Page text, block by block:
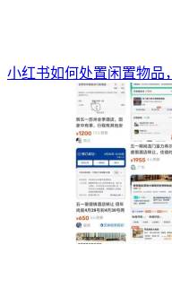
小红书如何处置闲置物品